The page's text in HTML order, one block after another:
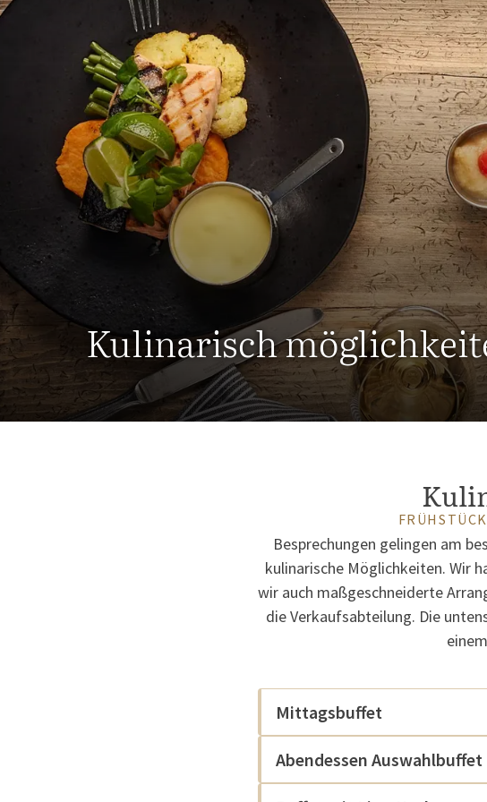
Kulinarisch
Besprechungen gelingen am
kulinarische Möglichkeiten. Wir
wir auch maßgeschneiderte
die Verkaufsabteilung. Die
Mittagsbuffet
Abendessen Auswahlbuffet